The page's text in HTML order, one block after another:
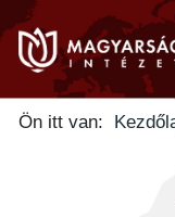
Ön itt van: